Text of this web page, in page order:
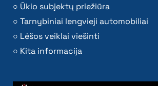
Ūkio subjektų priežiūra
Tarnybiniai lengvieji automobiliai
Lėšos veiklai viešinti
Kita informacija